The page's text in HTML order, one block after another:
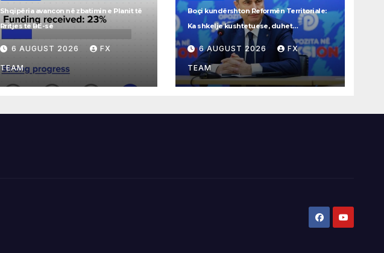
Shqipëria avancon në zbatimin e Planit të
Rritjes të BE-së
6 AUGUST 2026 FX
TEAM
Boçi kundërshton Reformën Territoriale:
Ka shkelje kushtetuese, duhet
referendum
6 AUGUST 2026 FX
TEAM